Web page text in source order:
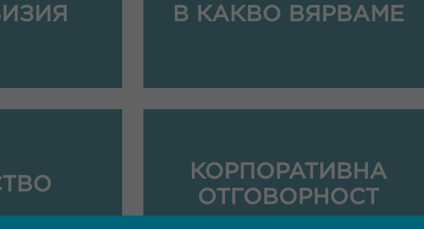
В КАКВО ВЯРВАМЕ
КОРПОРАТИВНА
ОТГОВОРНОСТ